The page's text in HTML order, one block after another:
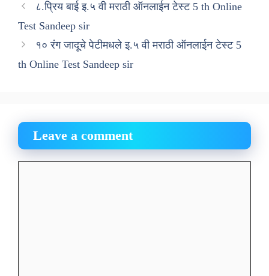
८.प्रिय बाई इ.५ वी मराठी ऑनलाईन टेस्ट 5 th Online
Test Sandeep sir
१० रंग जादूचे पेटीमधले इ.५ वी मराठी ऑनलाईन टेस्ट 5
th Online Test Sandeep sir
Leave a comment